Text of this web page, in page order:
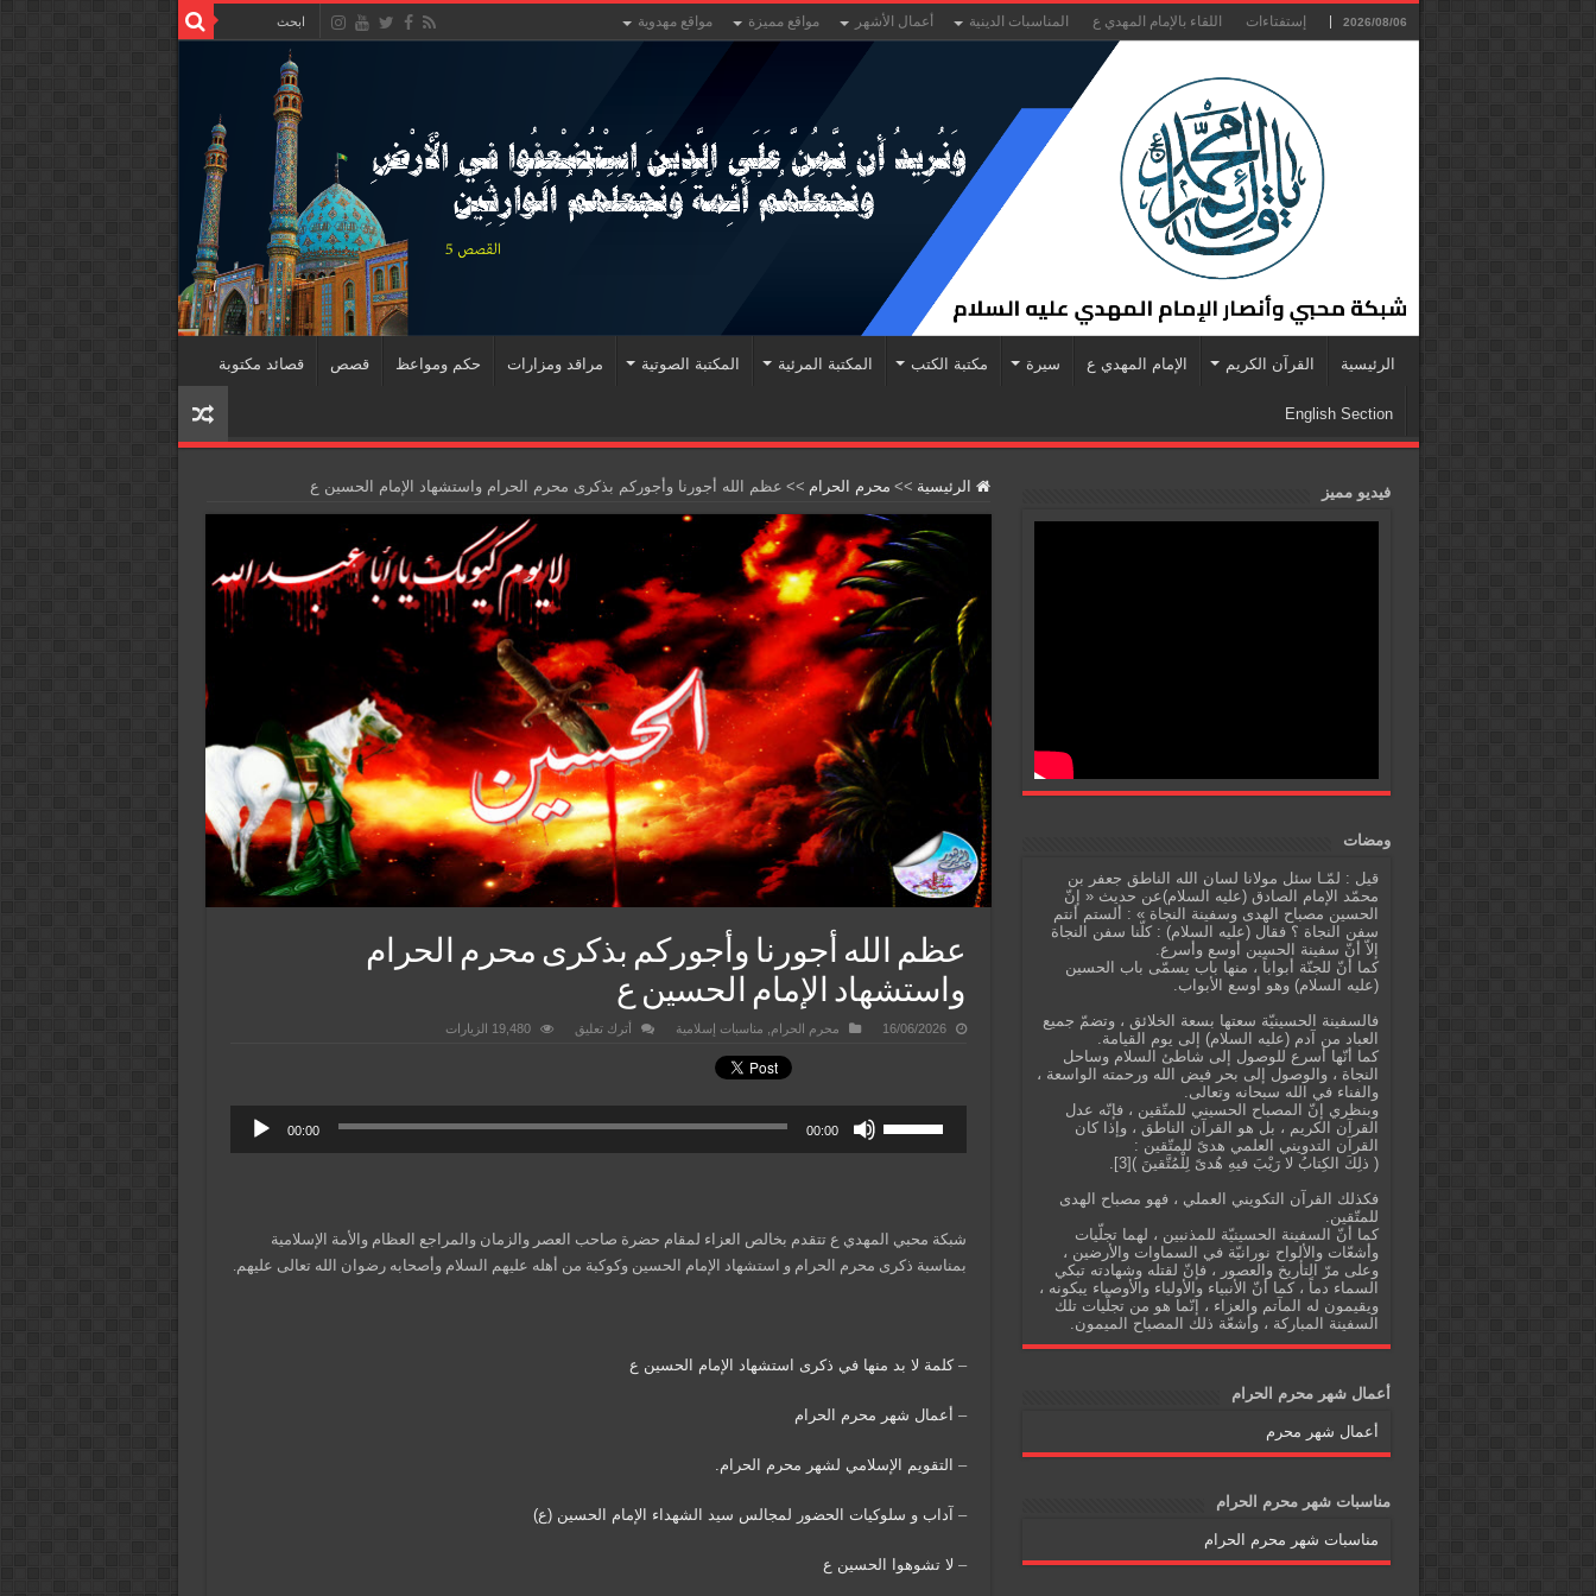
2026/08/06 إستفتاءات اللقاء بالإمام المهدي ع المناسبات الدينية أعمال الأشهر مواقع مميزة مواقع مهدوية
الرئيسية القرآن الكريم الإمام المهدي ع سيرة مكتبة الكتب المكتبة المرئية المكتبة الصوتية مراقد ومزارات حكم ومواعظ قصص قصائد مكتوبة
English Section
الرئيسية >> محرم الحرام >> عظم الله أجورنا وأجوركم بذكرى محرم الحرام واستشهاد الإمام الحسين ع
عظم الله أجورنا وأجوركم بذكرى محرم الحرام
واستشهاد الإمام الحسين ع
16/06/2026 محرم الحرام مناسبات إسلامية أترك تعليق 19,480 الزيارات
00:00 00:00
شبكة محبي المهدي ع تتقدم بخالص العزاء لمقام حضرة صاحب العصر والزمان والمراجع العظام والأمة الإسلامية
بمناسبة ذكرى محرم الحرام و استشهاد الإمام الحسين وكوكبة من أهله عليهم السلام وأصحابه رضوان الله تعالى عليهم.
–كلمة لا بد منها في ذكرى استشهاد الإمام الحسين ع
– أعمال شهر محرم الحرام
– التقويم الإسلامي لشهر محرم الحرام.
– آداب و سلوكيات الحضور لمجالس سيد الشهداء اﻹمام الحسين (ع)
– لا تشوهوا الحسين ع
فيديو مميز
ومضات
قيل : لمّـا سئل مولانا لسان الله الناطق جعفر بن
محمّد الإمام الصادق (عليه السلام)عن حديث « إنّ
الحسين مصباح الهدى وسفينة النجاة » : ألستم أنتم
سفن النجاة ؟ فقال (عليه السلام) : كلّنا سفن النجاة
إلاّ أنّ سفينة الحسين أوسع وأسرع.
كما أنّ للجنّة أبواباً ، منها باب يسمّى باب الحسين
(عليه السلام) وهو أوسع الأبواب.
فالسفينة الحسينيّة سعتها بسعة الخلائق ، وتضمّ جميع
العباد من آدم (عليه السلام) إلى يوم القيامة.
كما أنّها أسرع للوصول إلى شاطئ السلام وساحل
النجاة ، والوصول إلى بحر فيض الله ورحمته الواسعة ،
والفناء في الله سبحانه وتعالى.
وبنظري إنّ المصباح الحسيني للمتّقين ، فإنّه عدل
القرآن الكريم ، بل هو القرآن الناطق ، وإذا كان
القرآن التدويني العلمي هدىً للمتّقين :
( ذلِكَ الكِتابُ لا رَيْبَ فيهِ هُدىً لِلْمُتَّقينَ )[3].
فكذلك القرآن التكويني العملي ، فهو مصباح الهدى
للمتّقين.
كما أنّ السفينة الحسينيّة للمذنبين ، لهما تجلّيات
وأشعّات والألواح نورانيّة في السماوات والأرضين ،
وعلى مرّ التأريخ والعصور ، فإنّ لقتله وشهادته تبكي
السماء دماً ، كما أنّ الأنبياء والأولياء والأوصياء يبكونه ،
ويقيمون له المآتم والعزاء ، إنّما هو من تجلّيات تلك
السفينة المباركة ، وأشعّة ذلك المصباح الميمون.
أعمال شهر محرم الحرام
أعمال شهر محرم
مناسبات شهر محرم الحرام
مناسبات شهر محرم الحرام